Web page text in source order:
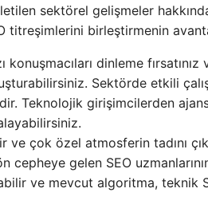
sektörel gelişmeler
birleştirmenin
dinleme fırsatınız
Sektörde etkili
Teknolojik girişimcilerden
ve çok özel atmosferin tadını
cepheye gelen SEO
ve mevcut algoritma, teknik